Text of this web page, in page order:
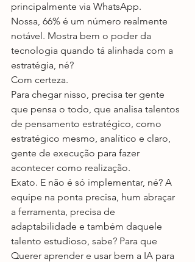
principalmente via WhatsApp.
Nossa, 66% é um número realmente
notável. Mostra bem o poder da
tecnologia quando tá alinhada com a
estratégia, né?
Com certeza.
Para chegar nisso, precisa ter gente
que pensa o todo, que analisa talentos
de pensamento estratégico, como
estratégico mesmo, analítico e claro,
gente de execução para fazer
acontecer como realização.
Exato. E não é só implementar, né? A
equipe na ponta precisa, hum abraçar
a ferramenta, precisa de
adaptabilidade e também daquele
talento estudioso, sabe? Para que
Querer aprender e usar bem a IA para